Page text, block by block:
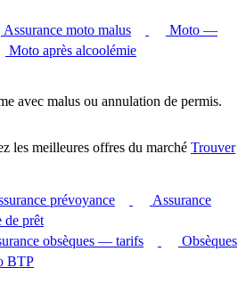
Assurance moto malus
Moto —
Moto après alcoolémie
avec malus ou annulation de permis.
les meilleures offres du marché Trouver
prévoyance
Assurance
de prêt
obsèques — tarifs
Obsèques
BTP